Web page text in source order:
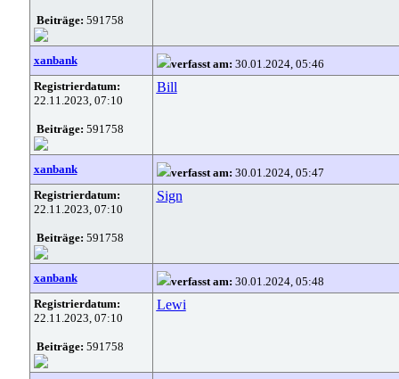
Beiträge: 591758
xanbank verfasst am: 30.01.2024, 05:46
Registrierdatum:
22.11.2023, 07:10
Beiträge: 591758
Bill
xanbank verfasst am: 30.01.2024, 05:47
Registrierdatum:
22.11.2023, 07:10
Beiträge: 591758
Sign
xanbank verfasst am: 30.01.2024, 05:48
Registrierdatum:
22.11.2023, 07:10
Beiträge: 591758
Lewi